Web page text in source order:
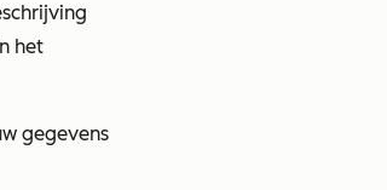
het
gegevens